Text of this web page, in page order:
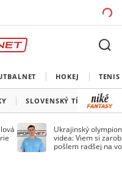
HOKEJ TENIS
SLOVENSKÝ TÍM
Ukrajinský
videa: Viem si
pošlem radšej na